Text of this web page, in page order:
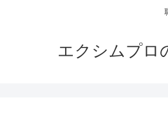
エクシムプロ